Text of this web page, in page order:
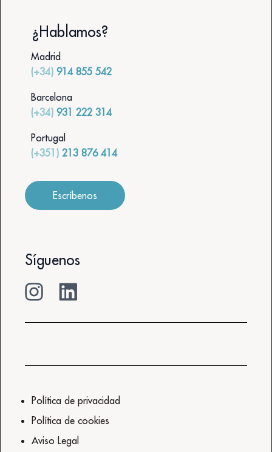
¿Hablamos?
Madrid
(+34) 914 855 542
Barcelona
(+34) 931 222 314
Portugal
(+351) 213 876 414
Escríbenos
Síguenos
Política de privacidad
Política de cookies
Aviso Legal